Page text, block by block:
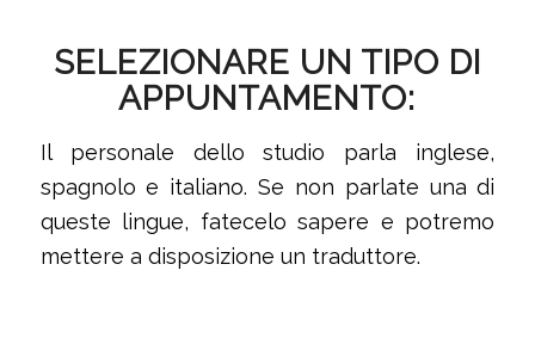
SELEZIONARE UN TIPO DI
APPUNTAMENTO:
Il personale dello studio parla inglese,
spagnolo e italiano. Se non parlate una di
queste lingue, fatecelo sapere e potremo
mettere a disposizione un traduttore.